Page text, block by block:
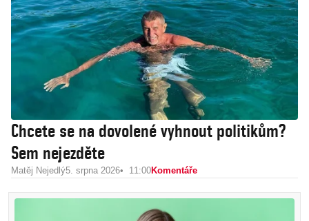
Chcete se na dovolené vyhnout politikům?
Sem nejezděte
Matěj Nejedlý5. srpna 2026 11:00Komentáře